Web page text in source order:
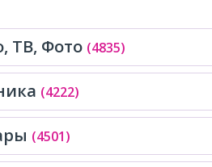
ТВ, Фото (4835)
(4222)
(4501)